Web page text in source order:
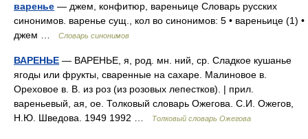
варенье — джем, конфитюр, вареньице Словарь русских
синонимов. варенье сущ., кол во синонимов: 5 • вареньице (1) •
джем …
Словарь синонимов
ВАРЕНЬЕ — ВАРЕНЬЕ, я, род. мн. ний, ср. Сладкое кушанье
ягоды или фрукты, сваренные на сахаре. Малиновое в.
Ореховое в. В. из роз (из розовых лепестков). | прил.
вареньевый, ая, ое. Толковый словарь Ожегова. С.И. Ожегов,
Н.Ю. Шведова. 1949 1992 …
Толковый словарь Ожегова